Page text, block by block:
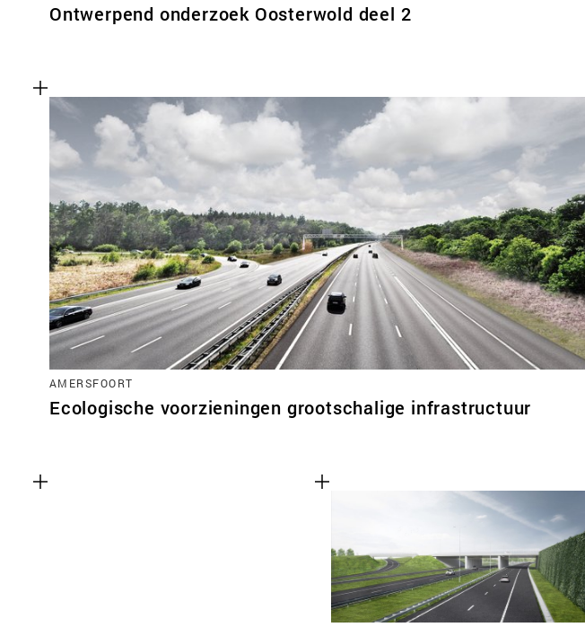
Ontwerpend onderzoek Oosterwold deel 2
AMERSFOORT
Ecologische voorzieningen grootschalige infrastructuur